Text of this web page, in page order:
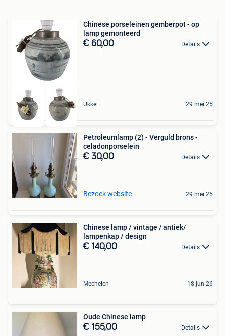
Chinese porseleinen gemberpot - op
lamp gemonteerd
€ 60,00 Details
Ukkel 29 mei 25
Petroleumlamp (2) - Verguld brons -
celadonporselein
€ 30,00 Details
Bezoek website 29 mei 25
Chinese lamp / vintage / antiek/
lampenkap / design
€ 140,00 Details
Mechelen 18 jun 26
Oude Chinese lamp
€ 155,00 Details